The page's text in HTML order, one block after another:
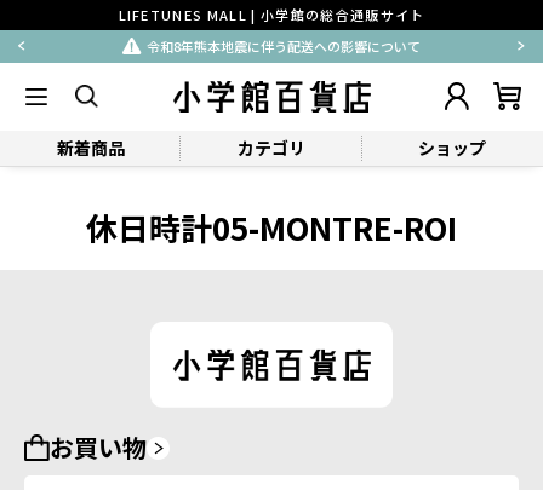
LIFETUNES MALL | 小学館の総合通販サイト
令和8年熊本地震に伴う配送への影響について
新着商品 カテゴリ ショップ
休日時計05-MONTRE-ROI
お買い物